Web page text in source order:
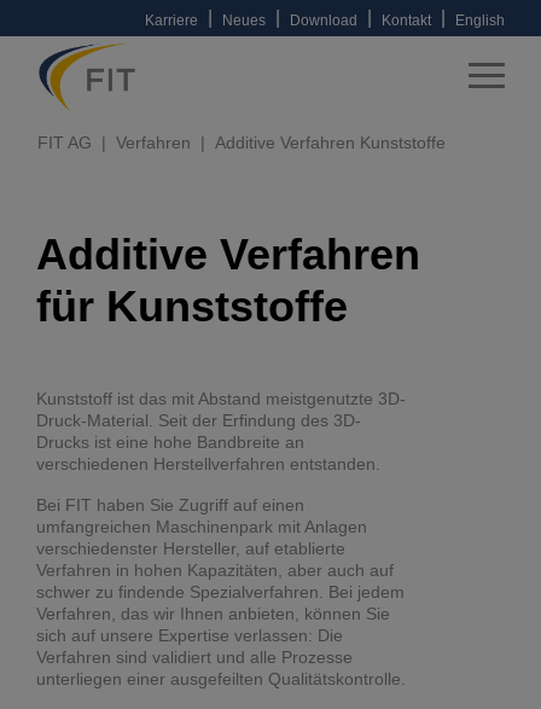
Karriere Neues Download Kontakt English
FIT AG Verfahren Additive Verfahren Kunststoffe
Additive Verfahren
für Kunststoffe
Kunststoff ist das mit Abstand meistgenutzte 3D-
Druck-Material. Seit der Erfindung des 3D-
Drucks ist eine hohe Bandbreite an
verschiedenen Herstellverfahren entstanden.
Bei FIT haben Sie Zugriff auf einen
umfangreichen Maschinenpark mit Anlagen
verschiedenster Hersteller, auf etablierte
Verfahren in hohen Kapazitäten, aber auch auf
schwer zu findende Spezialverfahren. Bei jedem
Verfahren, das wir Ihnen anbieten, können Sie
sich auf unsere Expertise verlassen: Die
Verfahren sind validiert und alle Prozesse
unterliegen einer ausgefeilten Qualitätskontrolle.